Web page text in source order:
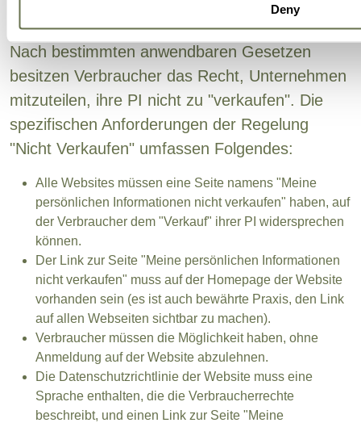
Deny
4.2.1 Regelung "Nicht Verkaufen
Nach bestimmten anwendbaren Gesetzen
besitzen Verbraucher das Recht, Unternehmen
mitzuteilen, ihre PI nicht zu "verkaufen". Die
spezifischen Anforderungen der Regelung
"Nicht Verkaufen" umfassen Folgendes:
Alle Websites müssen eine Seite namens "Meine
persönlichen Informationen nicht verkaufen" haben, auf
der Verbraucher dem "Verkauf" ihrer PI widersprechen
können.
Der Link zur Seite "Meine persönlichen Informationen
nicht verkaufen" muss auf der Homepage der Website
vorhanden sein (es ist auch bewährte Praxis, den Link
auf allen Webseiten sichtbar zu machen).
Verbraucher müssen die Möglichkeit haben, ohne
Anmeldung auf der Website abzulehnen.
Die Datenschutzrichtlinie der Website muss eine
Sprache enthalten, die die Verbraucherrechte
beschreibt, und einen Link zur Seite "Meine